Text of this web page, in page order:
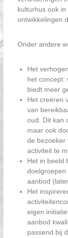
kulturhus ook
ontwikkelingen
Onder andere
Het
het concept:
biedt meer
Het creëren
van
oud. Dit kan
maar ook
de bezoeker
activiteit te
Het in beeld
doelgroepen
aanbod
Het
eigen
aanbod
passend bij